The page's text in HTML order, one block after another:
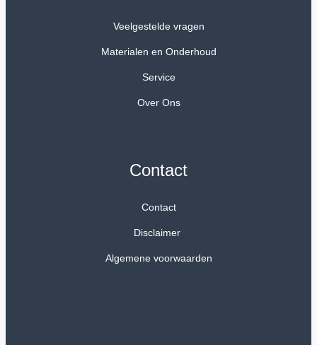
Veelgestelde vragen
Materialen en Onderhoud
Service
Over Ons
Contact
Contact
Disclaimer
Algemene voorwaarden